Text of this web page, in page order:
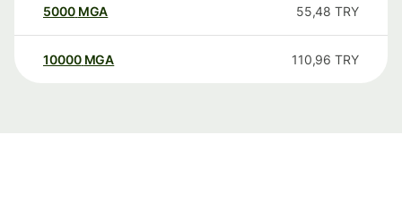
5000 MGA 55,48 TRY
10000 MGA 110,96 TRY